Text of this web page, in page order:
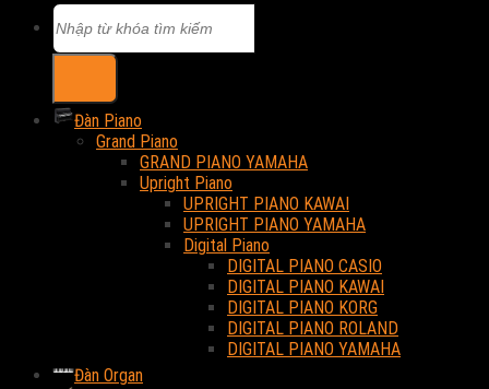
Tìm
kiếm:
Đàn Piano
Grand Piano
GRAND PIANO YAMAHA
Upright Piano
UPRIGHT PIANO KAWAI
UPRIGHT PIANO YAMAHA
Digital Piano
DIGITAL PIANO CASIO
DIGITAL PIANO KAWAI
DIGITAL PIANO KORG
DIGITAL PIANO ROLAND
DIGITAL PIANO YAMAHA
Đàn Organ